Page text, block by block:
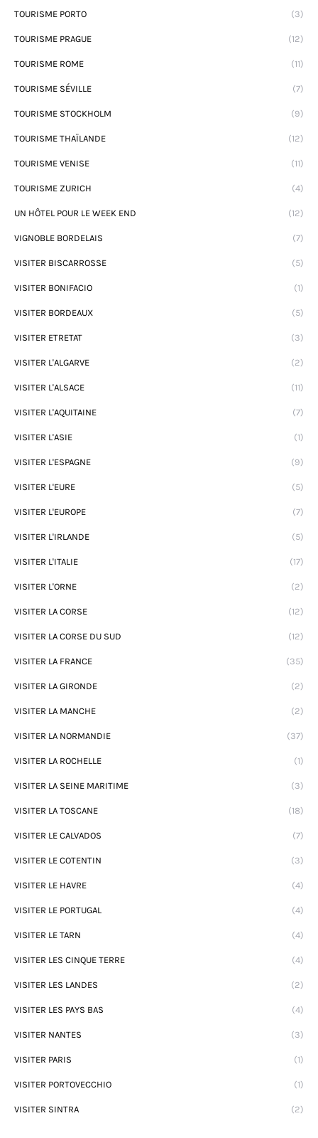
TOURISME PORTO (3)
TOURISME PRAGUE (12)
TOURISME ROME (11)
TOURISME SÉVILLE (7)
TOURISME STOCKHOLM (9)
TOURISME THAÏLANDE (12)
TOURISME VENISE (11)
TOURISME ZURICH (4)
UN HÔTEL POUR LE WEEK END (12)
VIGNOBLE BORDELAIS (7)
VISITER BISCARROSSE (5)
VISITER BONIFACIO (1)
VISITER BORDEAUX (5)
VISITER ETRETAT (3)
VISITER L'ALGARVE (2)
VISITER L'ALSACE (11)
VISITER L'AQUITAINE (7)
VISITER L'ASIE (1)
VISITER L'ESPAGNE (9)
VISITER L'EURE (5)
VISITER L'EUROPE (7)
VISITER L'IRLANDE (5)
VISITER L'ITALIE (17)
VISITER L'ORNE (2)
VISITER LA CORSE (12)
VISITER LA CORSE DU SUD (12)
VISITER LA FRANCE (35)
VISITER LA GIRONDE (2)
VISITER LA MANCHE (2)
VISITER LA NORMANDIE (37)
VISITER LA ROCHELLE (1)
VISITER LA SEINE MARITIME (3)
VISITER LA TOSCANE (18)
VISITER LE CALVADOS (7)
VISITER LE COTENTIN (3)
VISITER LE HAVRE (4)
VISITER LE PORTUGAL (4)
VISITER LE TARN (4)
VISITER LES CINQUE TERRE (4)
VISITER LES LANDES (2)
VISITER LES PAYS BAS (4)
VISITER NANTES (3)
VISITER PARIS (1)
VISITER PORTOVECCHIO (1)
VISITER SINTRA (2)